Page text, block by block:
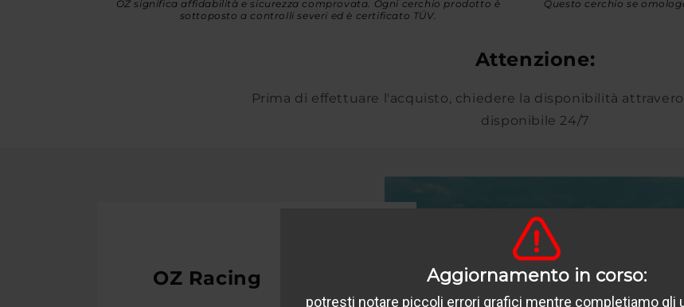
OZ significa affidabilità e sicurezza comprovata. Ogni cerchio prodotto è
sottoposto a controlli severi ed è certificato TÜV.
Questo cerchio se
Attenzione:
Prima di effettuare l'acquisto, chiedere la disponibilità
disponibile 24/7
OZ Racing